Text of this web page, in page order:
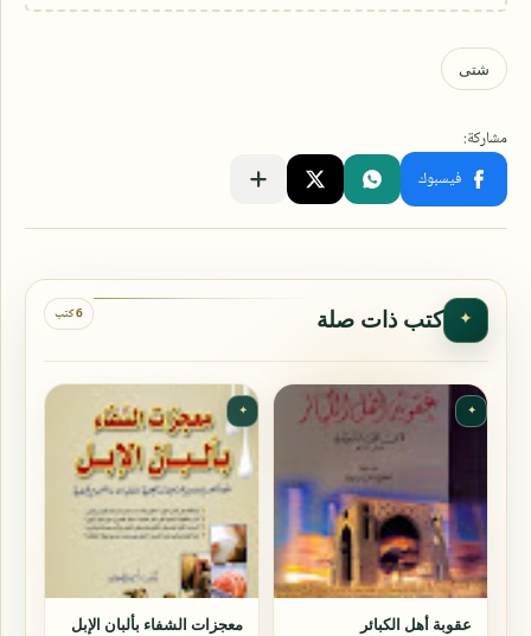
✦ كتب ذات صلة 6 كتب
✦
عقوبة أهل الكبائر
✦
معجزات الشفاء بألبان الإبل